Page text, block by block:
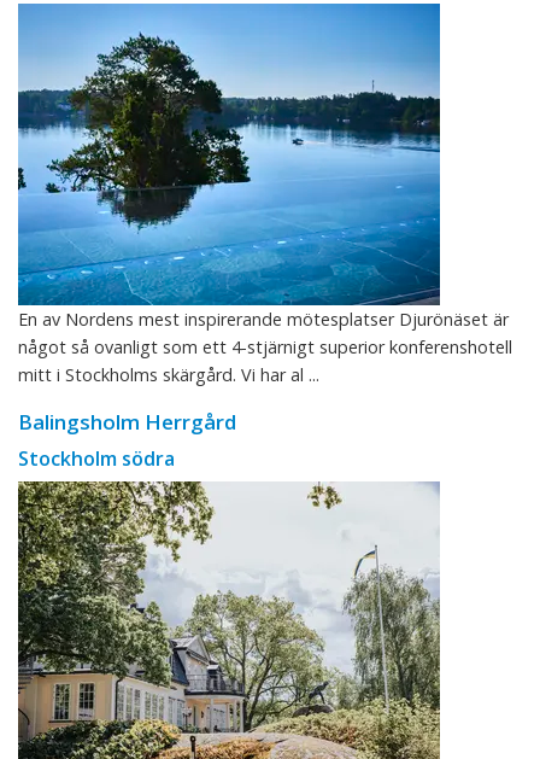
En av Nordens mest inspirerande mötesplatser Djurönäset är
något så ovanligt som ett 4-stjärnigt superior konferenshotell
mitt i Stockholms skärgård. Vi har al ...
Balingsholm Herrgård
Stockholm södra